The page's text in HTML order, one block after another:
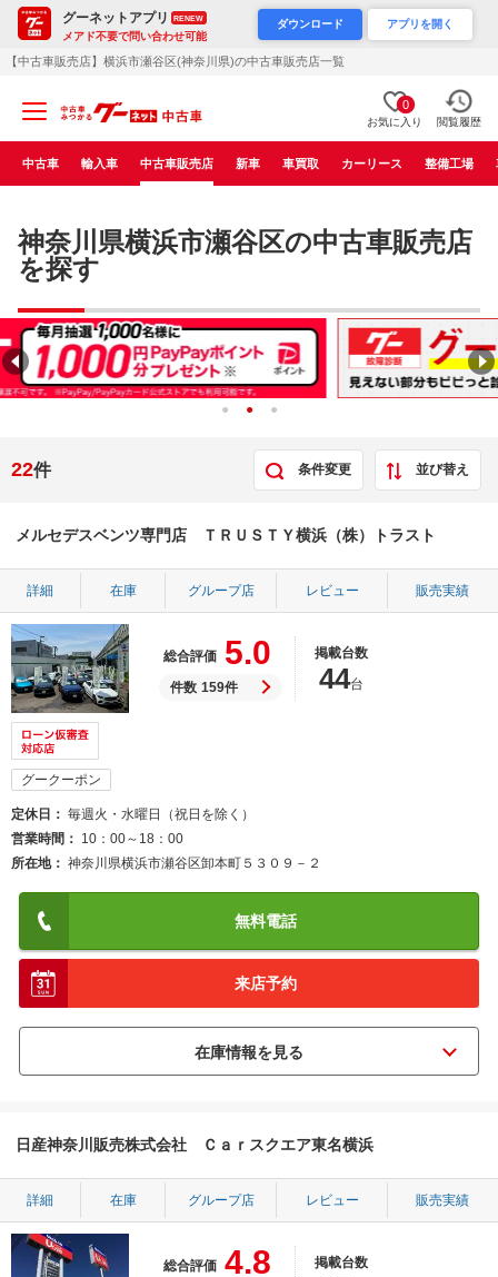
グーネットアプリ RENEW
メアド不要で問い合わせ可能
ダウンロード アプリを開く
【中古車販売店】横浜市瀬谷区(神奈川県)の中古車販売店一覧
0
お気に入り 閲覧履歴
中古車 輸入車 中古車販売店 新車 車買取 カーリース 整備工場
神奈川県横浜市瀬谷区の中古車販売店
を探す
22件 条件変更 並び替え
メルセデスベンツ専門店 ＴＲＵＳＴＹ横浜（株）トラスト
詳細 在庫 グループ店 レビュー 販売実績
総合評価 5.0
件数 159件
掲載台数
44台
グークーポン
定休日
毎週火・水曜日（祝日を除く）
営業時間
10：00～18：00
所在地
神奈川県横浜市瀬谷区卸本町５３０９－２
無料電話
来店予約
日産神奈川販売株式会社 Ｃａｒスクエア東名横浜
詳細 在庫 グループ店 レビュー 販売実績
総合評価 4.8 掲載台数